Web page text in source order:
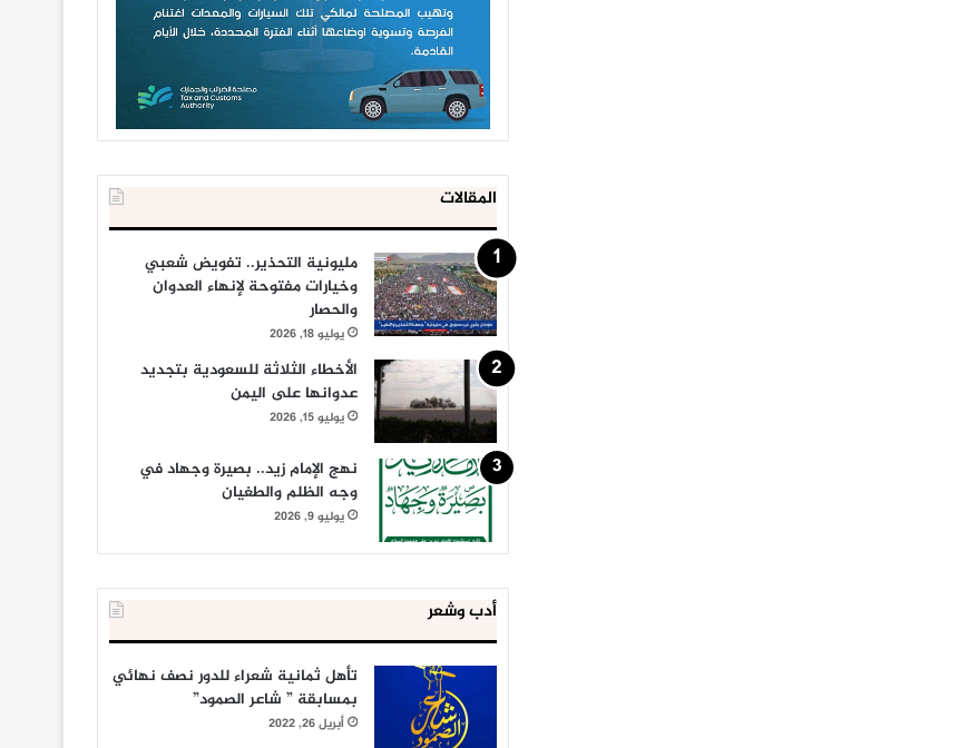
المقالات
مليونية التحذير.. تفويض شعبي
وخيارات مفتوحة لإنهاء العدوان
والحصار
يوليو 18, 2026
الأخطاء الثلاثة للسعودية بتجديد
عدوانها على اليمن
يوليو 15, 2026
نهج الإمام زيد.. بصيرة وجهاد في
وجه الظلم والطغيان
يوليو 9, 2026
أدب وشعر
تأهل ثمانية شعراء للدور نصف نهائي
بمسابقة ” شاعر الصمود”
أبريل 26, 2022